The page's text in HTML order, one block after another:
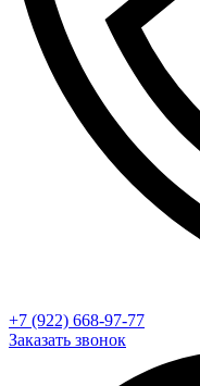
+7 (922) 668-97-77
Заказать звонок